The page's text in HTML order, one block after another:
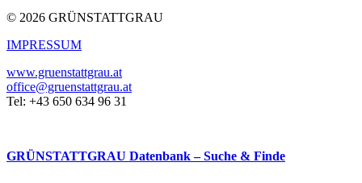
© 2026 GRÜNSTATTGRAU
IMPRESSUM
www.gruenstattgrau.at
office@gruenstattgrau.at
Tel: +43 650 634 96 31
GRÜNSTATTGRAU Datenbank – Suche & Finde